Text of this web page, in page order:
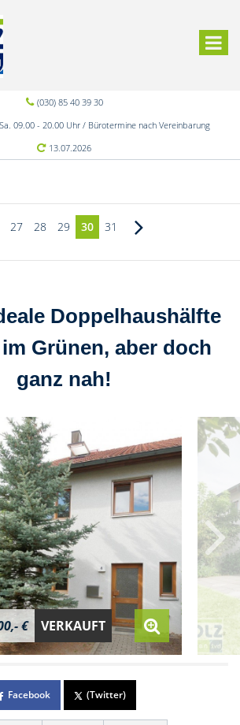
(030) 85 40 39 30
09.00 - 20.00 Uhr / Bürotermine nach Vereinbarung
13.07.2026
27 28 29 30 31
Doppelhaushälfte
Grünen, aber doch
ganz nah!
€ VERKAUFT
Facebook (Twitter)